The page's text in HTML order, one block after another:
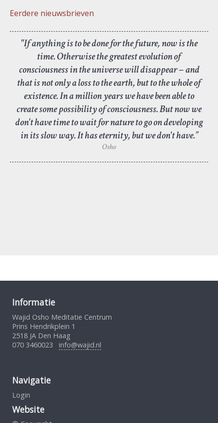
Eerdere nieuwsbrieven
"If anything is to be done for the future, now is the
time. Otherwise the greatest evolution of
consciousness in the universe will disappear – and
that is not only a loss to the earth, but to the whole of
existence. In a million years we have been able to
create some possibility of consciousness. But now we
don't have time to wait for nature to go on developing
in its slow way. It has eternity, but we don't have.”
Osho
Informatie
Wajid Osho Meditatie Centrum
Prins Hendrikplein 1
2518 JA Den Haag
070 3460023 info@wajid.nl
Navigatie
Login
Website